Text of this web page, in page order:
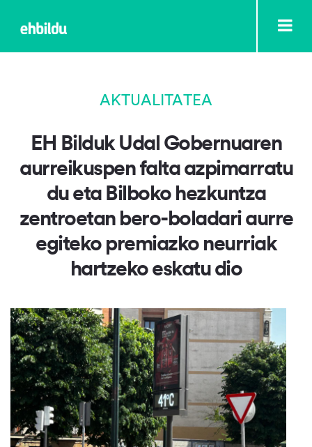
AKTUALITATEA
EH Bilduk Udal Gobernuaren
aurreikuspen falta azpimarratu
du eta Bilboko hezkuntza
zentroetan bero-boladari aurre
egiteko premiazko neurriak
hartzeko eskatu dio